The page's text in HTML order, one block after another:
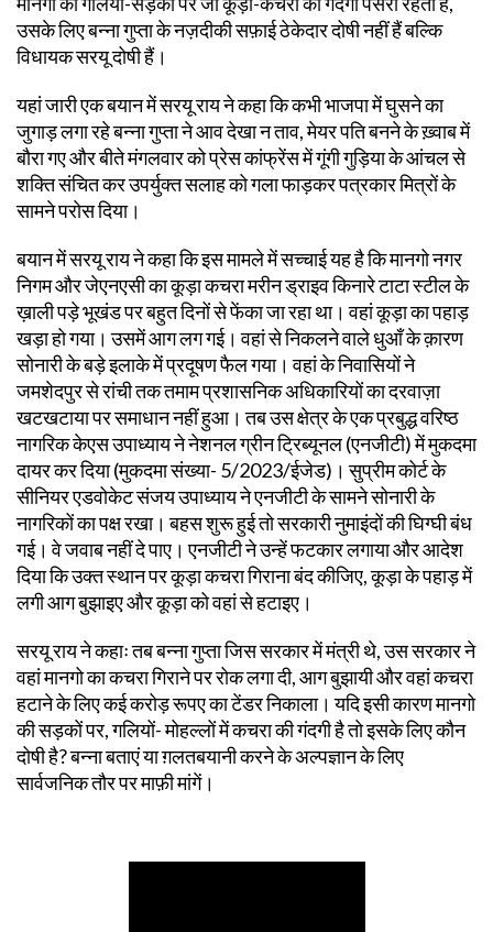
उसके लिए बन्ना गुप्ता के नज़दीकी सफ़ाई ठेकेदार दोषी नहीं हैं बल्कि
विधायक सरयू दोषी हैं।
यहां जारी एक बयान में सरयू राय ने कहा कि कभी भाजपा में घुसने का
जुगाड़ लगा रहे बन्ना गुप्ता ने आव देखा न ताव, मेयर पति बनने के ख़्वाब में
बौरा गए और बीते मंगलवार को प्रेस कांफ्रेंस में गूंगी गुड़िया के आंचल से
शक्ति संचित कर उपर्युक्त सलाह को गला फाड़कर पत्रकार मित्रों के
सामने परोस दिया।
बयान में सरयू राय ने कहा कि इस मामले में सच्चाई यह है कि मानगो नगर
निगम और जेएनएसी का कूड़ा कचरा मरीन ड्राइव किनारे टाटा स्टील के
ख़ाली पड़े भूखंड पर बहुत दिनों से फेंका जा रहा था। वहां कूड़ा का पहाड़
खड़ा हो गया। उसमें आग लग गई। वहां से निकलने वाले धुआँ के क़ारण
सोनारी के बड़े इलाके में प्रदूषण फैल गया। वहां के निवासियों ने
जमशेदपुर से रांची तक तमाम प्रशासनिक अधिकारियों का दरवाज़ा
खटखटाया पर समाधान नहीं हुआ। तब उस क्षेत्र के एक प्रबुद्ध वरिष्ठ
नागरिक केएस उपाध्याय ने नेशनल ग्रीन ट्रिब्यूनल (एनजीटी) में मुकदमा
दायर कर दिया (मुकदमा संख्या- 5/2023/ईजेड)। सुप्रीम कोर्ट के
सीनियर एडवोकेट संजय उपाध्याय ने एनजीटी के सामने सोनारी के
नागरिकों का पक्ष रखा। बहस शुरू हुई तो सरकारी नुमाइंदों की घिग्घी बंध
गई। वे जवाब नहीं दे पाए। एनजीटी ने उन्हें फटकार लगाया और आदेश
दिया कि उक्त स्थान पर कूड़ा कचरा गिराना बंद कीजिए, कूड़ा के पहाड़ में
लगी आग बुझाइए और कूड़ा को वहां से हटाइए।
सरयू राय ने कहाः तब बन्ना गुप्ता जिस सरकार में मंत्री थे, उस सरकार ने
वहां मानगो का कचरा गिराने पर रोक लगा दी, आग बुझायी और वहां कचरा
हटाने के लिए कई करोड़ रूपए का टेंडर निकाला। यदि इसी कारण मानगो
की सड़कों पर, गलियों- मोहल्लों में कचरा की गंदगी है तो इसके लिए कौन
दोषी है? बन्ना बताएं या ग़लतबयानी करने के अल्पज्ञान के लिए
सार्वजनिक तौर पर माफ़ी मांगें।